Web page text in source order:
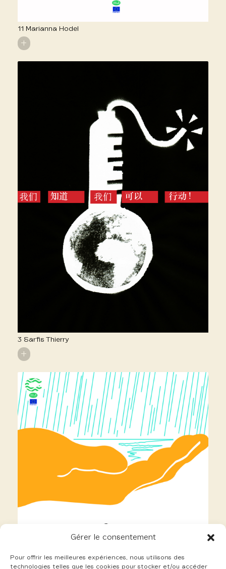
Gérer le consentement
Pour offrir les meilleures expériences, nous utilisons des
technologies telles que les cookies pour stocker et/ou accéder
11 Marianna Hodel
+
3 Sarfis Thierry
+